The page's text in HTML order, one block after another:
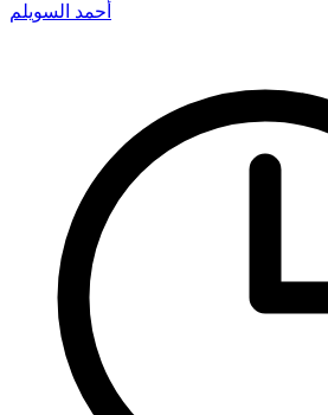
أحمد السويلم